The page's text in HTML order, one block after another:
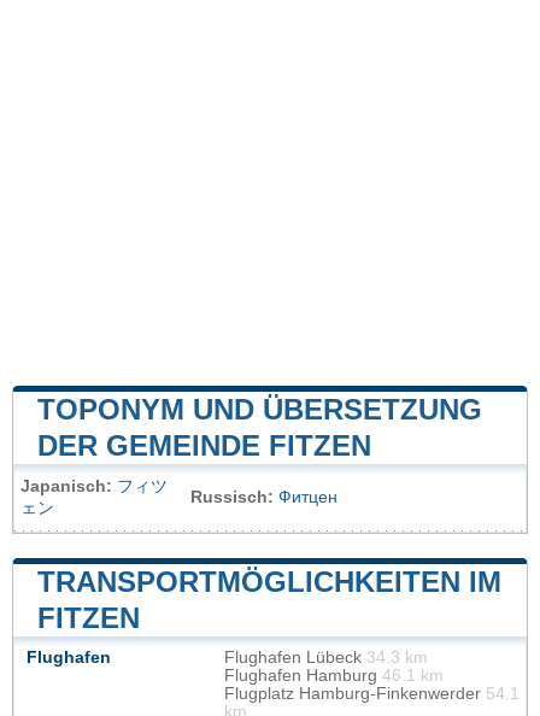
TOPONYM UND ÜBERSETZUNG
DER GEMEINDE FITZEN
Japanisch: フィツ
ェン
Russisch: Фитцен
TRANSPORTMÖGLICHKEITEN IM
FITZEN
Flughafen Flughafen Lübeck 34.3 km
Flughafen Hamburg 46.1 km
Flugplatz Hamburg-Finkenwerder 54.1
km